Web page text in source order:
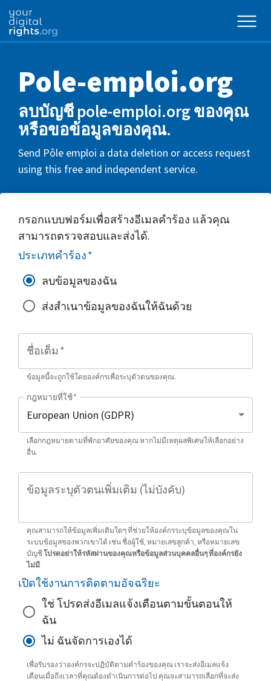
Pole-emploi.org
ลบบัญชี pole-emploi.org ของคุณ
หรือขอข้อมูลของคุณ.
Send Pôle emploi a data deletion or access request
using this free and independent service.
กรอกแบบฟอร์มเพื่อสร้างอีเมลคำร้อง แล้วคุณ
สามารถตรวจสอบและส่งได้.
ประเภทคำร้อง*
ลบข้อมูลของฉัน
ส่งสำเนาข้อมูลของฉันให้ฉันด้วย
ชื่อเต็ม *
ข้อมูลนี้จะถูกใช้โดยองค์กรเพื่อระบุตัวตนของคุณ.
กฎหมายที่ใช้*
เลือกกฎหมายตามที่พักอาศัยของคุณ หากไม่มีเหตุผลพิเศษให้เลือกอย่าง
อื่น.
ข้อมูลระบุตัวตนเพิ่มเติม (ไม่บังคับ)
คุณสามารถให้ข้อมูลเพิ่มเติมใดๆ ที่ช่วยให้องค์กรระบุข้อมูลของคุณใน
ระบบข้อมูลของพวกเขาได้ เช่น ชื่อผู้ใช้, หมายเลขลูกค้า, หรือหมายเลข
บัญชีโปรดอย่าให้รหัสผ่านของคุณหรือข้อมูลส่วนบุคคลอื่นๆ ที่องค์กรยัง
ไม่มี
เปิดใช้งานการติดตามอัจฉริยะ
ใช่ โปรดส่งอีเมลแจ้งเตือนตามขั้นตอนให้
ฉัน
ไม่ ฉันจัดการเองได้
เพื่อรับรองว่าองค์กรจะปฏิบัติตามคำร้องของคุณ เราจะส่งอีเมลแจ้ง
เตือนเมื่อถึงเวลาที่คุณต้องดำเนินการต่อไป คุณจะสามารถเลือกที่จะส่ง